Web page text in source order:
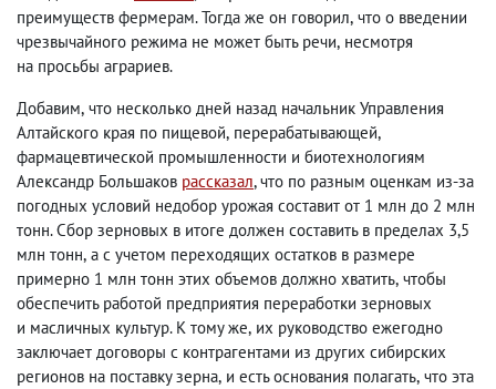
преимуществ фермерам. Тогда же он говорил, что о введении
чрезвычайного режима не может быть речи, несмотря
на просьбы аграриев.
Добавим, что несколько дней назад начальник Управления
Алтайского края по пищевой, перерабатывающей,
фармацевтической промышленности и биотехнологиям
Александр Большаков рассказал, что по разным оценкам из-за
погодных условий недобор урожая составит от 1 млн до 2 млн
тонн. Сбор зерновых в итоге должен составить в пределах 3,5
млн тонн, а с учетом переходящих остатков в размере
примерно 1 млн тонн этих объемов должно хватить, чтобы
обеспечить работой предприятия переработки зерновых
и масличных культур. К тому же, их руководство ежегодно
заключает договоры с контрагентами из других сибирских
регионов на поставку зерна, и есть основания полагать, что эта